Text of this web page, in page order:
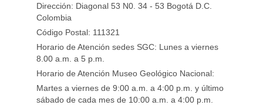
Dirección: Diagonal 53 N0. 34 - 53 Bogotá D.C.
Colombia
Código Postal: 111321
Horario de Atención sedes SGC: Lunes a viernes
8.00 a.m. a 5 p.m.
Horario de Atención Museo Geológico Nacional:
Martes a viernes de 9:00 a.m. a 4:00 p.m. y último
sábado de cada mes de 10:00 a.m. a 4:00 p.m.